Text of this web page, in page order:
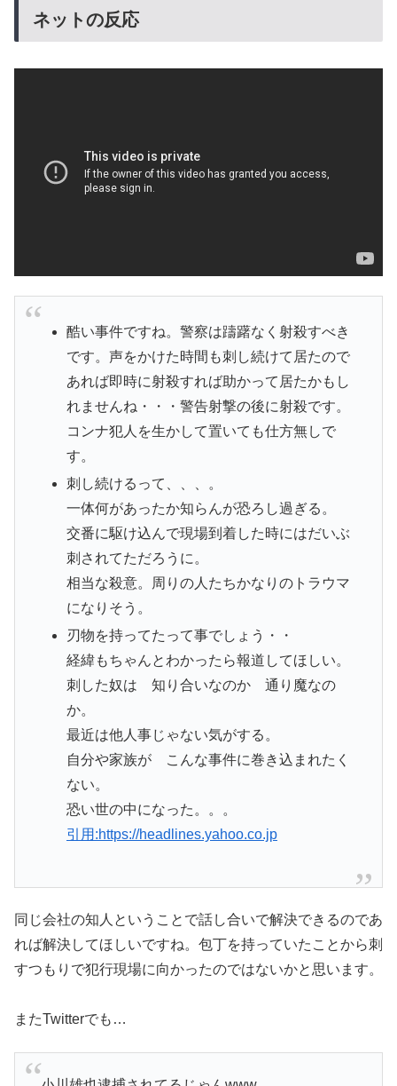
ネットの反応
酷い事件ですね。警察は躊躇なく射殺すべき
です。声をかけた時間も刺し続けて居たので
あれば即時に射殺すれば助かって居たかもし
れませんね・・・警告射撃の後に射殺です。
コンナ犯人を生かして置いても仕方無しで
す。
刺し続けるって、、、。
一体何があったか知らんが恐ろし過ぎる。
交番に駆け込んで現場到着した時にはだいぶ
刺されてただろうに。
相当な殺意。周りの人たちかなりのトラウマ
になりそう。
刃物を持ってたって事でしょう・・
経緯もちゃんとわかったら報道してほしい。
刺した奴は 知り合いなのか 通り魔なの
か。
最近は他人事じゃない気がする。
自分や家族が こんな事件に巻き込まれたく
ない。
恐い世の中になった。。。
引用:https://headlines.yahoo.co.jp
同じ会社の知人ということで話し合いで解決できるのであ
れば解決してほしいですね。包丁を持っていたことから刺
すつもりで犯行現場に向かったのではないかと思います。
またTwitterでも…